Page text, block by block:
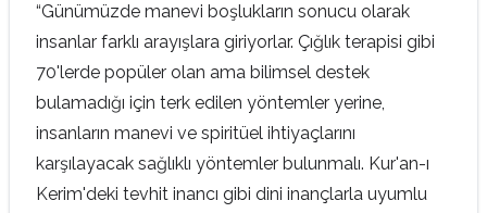
“Günümüzde manevi boşlukların sonucu olarak
insanlar farklı arayışlara giriyorlar. Çığlık terapisi gibi
70'lerde popüler olan ama bilimsel destek
bulamadığı için terk edilen yöntemler yerine,
insanların manevi ve spiritüel ihtiyaçlarını
karşılayacak sağlıklı yöntemler bulunmalı. Kur'an-ı
Kerim'deki tevhit inancı gibi dini inançlarla uyumlu